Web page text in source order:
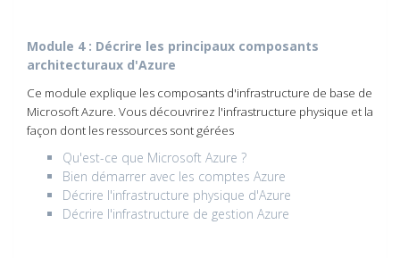
Module 4 : Décrire les principaux composants
architecturaux d'Azure
Ce module explique les composants d'infrastructure de base de
Microsoft Azure. Vous découvrirez l'infrastructure physique et la
façon dont les ressources sont gérées
Qu'est-ce que Microsoft Azure ?
Bien démarrer avec les comptes Azure
Décrire l'infrastructure physique d'Azure
Décrire l'infrastructure de gestion Azure